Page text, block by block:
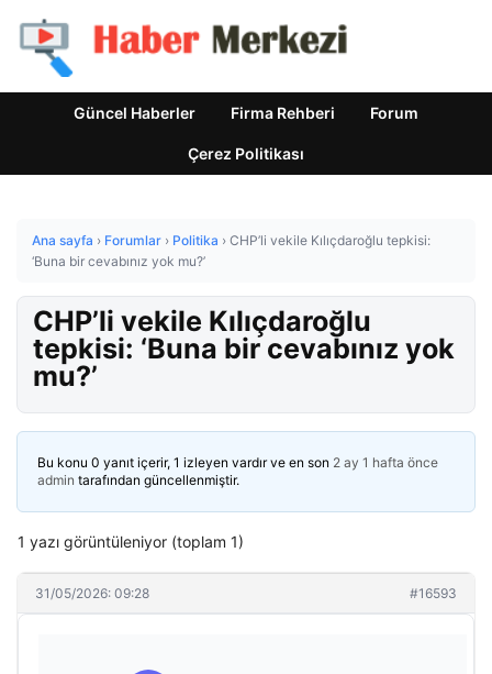
Güncel Haberler Firma Rehberi Forum
Çerez Politikası
Ana sayfa › Forumlar › Politika › CHP’li vekile Kılıçdaroğlu tepkisi:
‘Buna bir cevabınız yok mu?’
CHP’li vekile Kılıçdaroğlu
tepkisi: ‘Buna bir cevabınız yok
mu?’
Bu konu 0 yanıt içerir, 1 izleyen vardır ve en son 2 ay 1 hafta önce
admin tarafından güncellenmiştir.
1 yazı görüntüleniyor (toplam 1)
31/05/2026: 09:28 #16593